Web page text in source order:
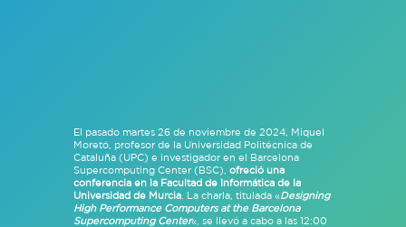
El pasado martes 26 de noviembre de 2024, Miquel
Moretó, profesor de la Universidad Politécnica de
Cataluña (UPC) e investigador en el Barcelona
Supercomputing Center (BSC), ofreció una
conferencia en la Facultad de Informática de la
Universidad de Murcia. La charla, titulada «Designing
High Performance Computers at the Barcelona
Supercomputing Center«, se llevó a cabo a las 12:00